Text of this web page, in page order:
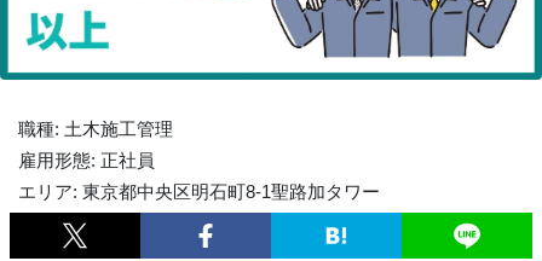
職種: 土木施工管理
雇用形態: 正社員
エリア: 東京都中央区明石町8-1聖路加タワー